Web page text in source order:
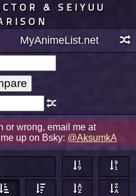
& SEIYUU
MyAnimeList.net
or wrong, email me at
up on Bsky: @AksumkA